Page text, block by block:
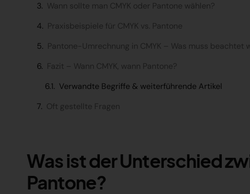
Wann sollte man CMYK oder Pantone wählen?
Praxisbeispiele für CMYK vs. Pantone
Pantone-Umrechnung in CMYK – Was muss beachtet
Fazit – Wann CMYK, wann Pantone?
Verwandte Begriffe & weiterführende Artikel
Oft gestellte Fragen
Was ist der Unterschied
Pantone?